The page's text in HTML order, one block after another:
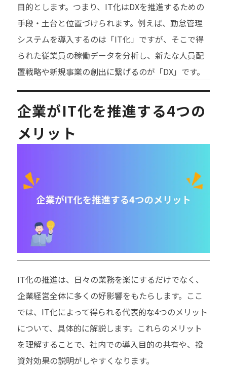
目的とします。つまり、IT化はDXを推進するための
手段・土台と位置づけられます。例えば、勤怠管理
システムを導入するのは「IT化」ですが、そこで得
られた従業員の稼働データを分析し、新たな人員配
置戦略や新規事業の創出に繋げるのが「DX」です。
企業がIT化を推進する4つの
メリット
IT化の推進は、日々の業務を楽にするだけでなく、
企業経営全体に多くの好影響をもたらします。ここ
では、IT化によって得られる代表的な4つのメリット
について、具体的に解説します。これらのメリット
を理解することで、社内での導入目的の共有や、投
資対効果の説明がしやすくなります。